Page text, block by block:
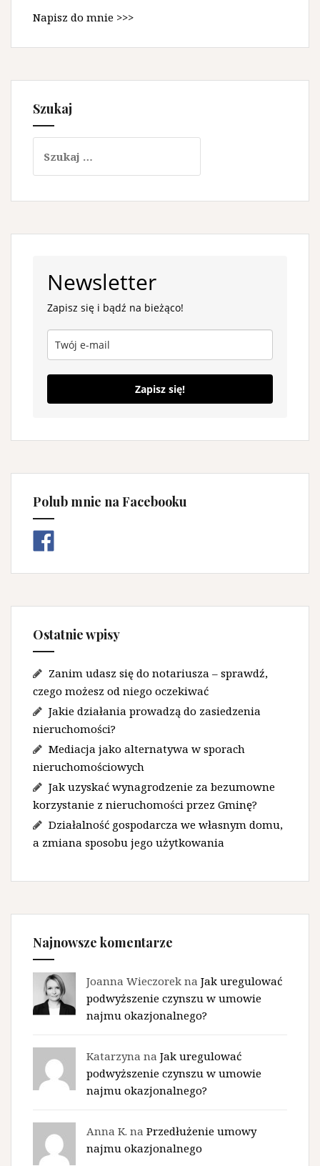
Napisz do mnie >>>
Szukaj
Newsletter
Zapisz się i bądź na bieżąco!
Zapisz się!
Polub mnie na Facebooku
Ostatnie wpisy
Zanim udasz się do notariusza – sprawdź,
czego możesz od niego oczekiwać
Jakie działania prowadzą do zasiedzenia
nieruchomości?
Mediacja jako alternatywa w sporach
nieruchomościowych
Jak uzyskać wynagrodzenie za bezumowne
korzystanie z nieruchomości przez Gminę?
Działalność gospodarcza we własnym domu,
a zmiana sposobu jego użytkowania
Najnowsze komentarze
Joanna Wieczorek na Jak uregulować
podwyższenie czynszu w umowie
najmu okazjonalnego?
Katarzyna na Jak uregulować
podwyższenie czynszu w umowie
najmu okazjonalnego?
Anna K. na Przedłużenie umowy
najmu okazjonalnego